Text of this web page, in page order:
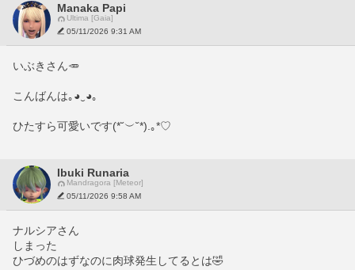
Manaka Papi
Ultima [Gaia]
05/11/2026 9:31 AM
いぶきさん🥕
こんばんは｡⁠◕⁠‿⁠◕⁠｡
ひたすら可愛いです(⁠*⁠˘⁠︶⁠˘⁠*⁠)⁠.⁠｡⁠*⁠♡
Ibuki Runaria
Mandragora [Meteor]
05/11/2026 9:58 AM
ナルシアさん
しまった
ひづめのはずなのに肉球発生してるとは🤣